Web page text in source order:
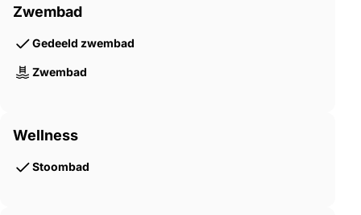
Zwembad
Gedeeld zwembad
Zwembad
Wellness
Stoombad